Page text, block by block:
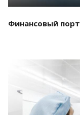
Финансовый